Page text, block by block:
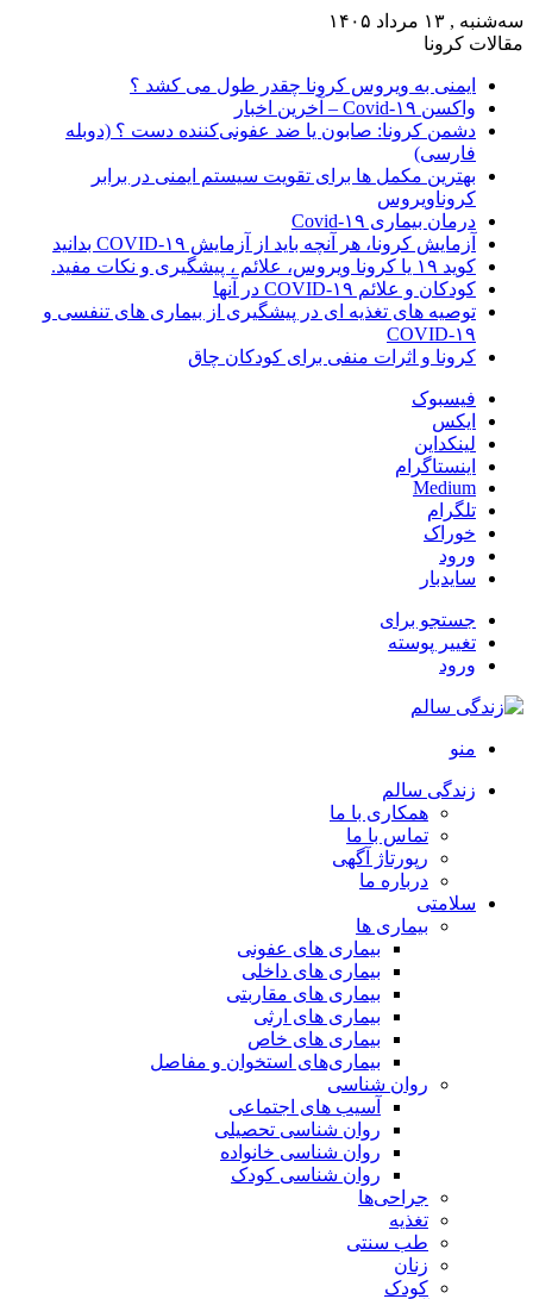
سه‌شنبه , ۱۳ مرداد ۱۴۰۵
مقالات کرونا
ایمنی به ویروس کرونا چقدر طول می کشد ؟
واکسن Covid-۱۹ – آخرین اخبار
دشمن کرونا: صابون یا ضد عفونی‌کننده دست ؟ (دوبله
فارسی)
بهترین مکمل ها برای تقویت سیستم ایمنی در برابر
کروناویروس
درمان بیماری Covid-۱۹
آزمایش کرونا، هر آنچه باید از آزمایش COVID-۱۹ بدانید
کوید ۱۹ یا کرونا ویروس، علائم ، پیشگیری و نکات مفید.
کودکان و علائم COVID-۱۹ در آنها
توصیه های تغذیه ای در پیشگیری از بیماری های تنفسی و
COVID-۱۹
کرونا و اثرات منفی برای کودکان چاق
فیسبوک
ایکس
لینکداین
اینستاگرام
Medium
تلگرام
خوراک
ورود
سایدبار
جستجو برای
تغییر پوسته
ورود
منو
زندگی سالم
همکاری با ما
تماس با ما
رپورتاژ آگهی
درباره ما
سلامتی
بیماری ها
بیماری های عفونی
بیماری های داخلی
بیماری های مقاربتی
بیماری های ارثی
بیماری های خاص
بیماری‌های استخوان و مفاصل
روان شناسی
آسیب های اجتماعی
روان شناسی تحصیلی
روان شناسی خانواده
روان شناسی کودک
جراحی‌ها
تغذیه
طب سنتی
زنان
کودک